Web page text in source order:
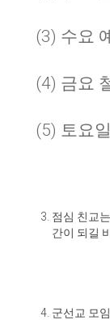
(3) 수요
(4) 금요
(5) 토요
점심 친교
간이 되길
군선교 모